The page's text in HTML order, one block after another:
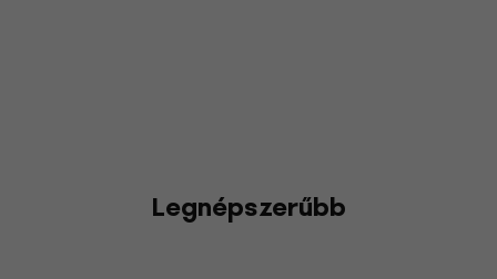
Legnépszerűbb